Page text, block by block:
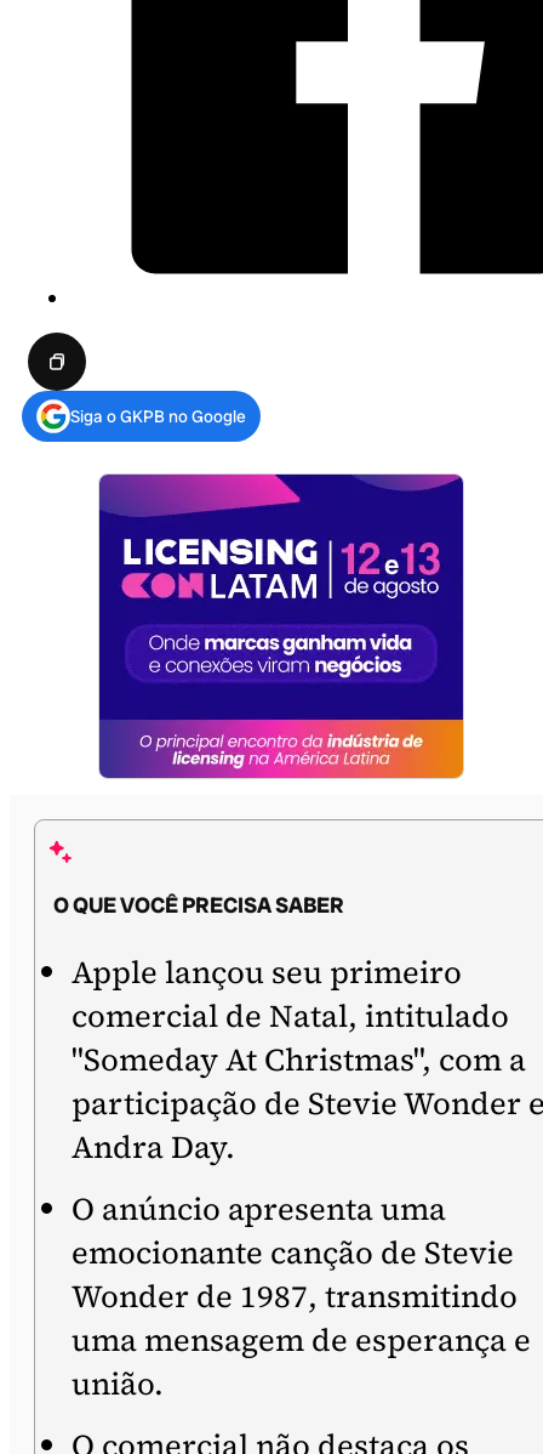
Siga o GKPB no Google
O QUE VOCÊ PRECISA SABER
Apple lançou seu primeiro
comercial de Natal, intitulado
"Someday At Christmas", com a
participação de Stevie Wonder
Andra Day.
O anúncio apresenta uma
emocionante canção de Stevie
Wonder de 1987, transmitindo
uma mensagem de esperança e
união.